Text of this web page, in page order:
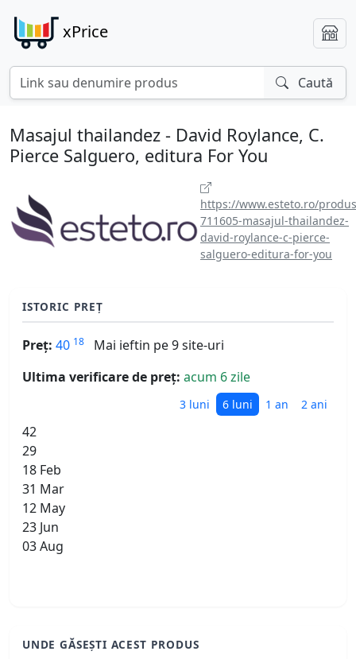
xPrice
Caută
Masajul thailandez - David Roylance, C.
Pierce Salguero, editura For You
https://www.esteto.ro/
711605-masajul-thailandez-
david-roylance-c-pierce-
salguero-editura-for-you
ISTORIC PREȚ
Preț: 40 18
Mai ieftin pe 9 site-uri
Ultima verificare de preț: acum 6 zile
3 luni 6 luni 1 an 2 ani
42
29
18 Feb
31 Mar
12 May
23 Jun
03 Aug
UNDE GĂSEȘTI ACEST PRODUS